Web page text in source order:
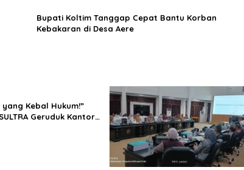
Bupati Koltim Tanggap Cepat Bantu Korban
Kebakaran di Desa Aere
yang Kebal Hukum!”
SULTRA Geruduk Kantor